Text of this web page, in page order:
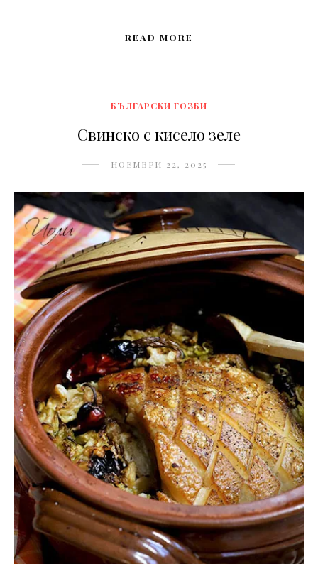
READ MORE
БЪЛГАРСКИ ГОЗБИ
Свинско с кисело зеле
НОЕМВРИ 22, 2025